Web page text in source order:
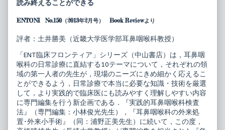
ロ
テ
ア
急
難
聴
の
鑑
別
と
そ
の
対
処
the
of
臨
床
フ
ロ
ン
テ
ィ
ア
急
性
難
聴
の
読み終えることができる
ENTONI No.150（2013年2月号） Book Reviewより
評者：土井勝美（近畿大学医学部耳鼻咽喉科教授）
「ENT臨床フロンティア」シリーズ（中山書店）は，耳鼻咽
喉科の日常診療に直結する10テーマについて，それぞれの領
域の第一人者の先生が，現場のニーズにきめ細かく応えるこ
とができるよう，日常診療で本当に必要な知識・技術を厳選
して，より実践的で臨床医にも読みやすく理解しやすい内容
に専門編集を行う新企画である．『実践的耳鼻咽喉科検査
法』（専門編集：小林俊光先生），『耳鼻咽喉科の外来処
置･外来小手術』（同：浦野正美先生）に続いて，この度，